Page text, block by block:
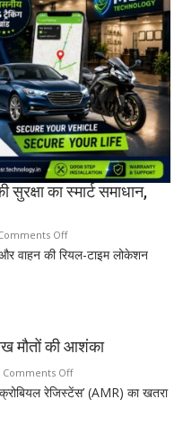
अनमोल
खजाना,
375
वर्ष
पुरानी
तालपत्र
पांडुलिपि
सहित
38
दुर्लभ
का स्मार्ट समाधान,
Offon
MSR
सुरक्षा
का
स्मार्ट
वाहन की रियल-टाइम लोकेशन
मौतों की आशंका
Comments Offon
सुपरबग
रेजिस्टेंस’ (AMR) का खतरा